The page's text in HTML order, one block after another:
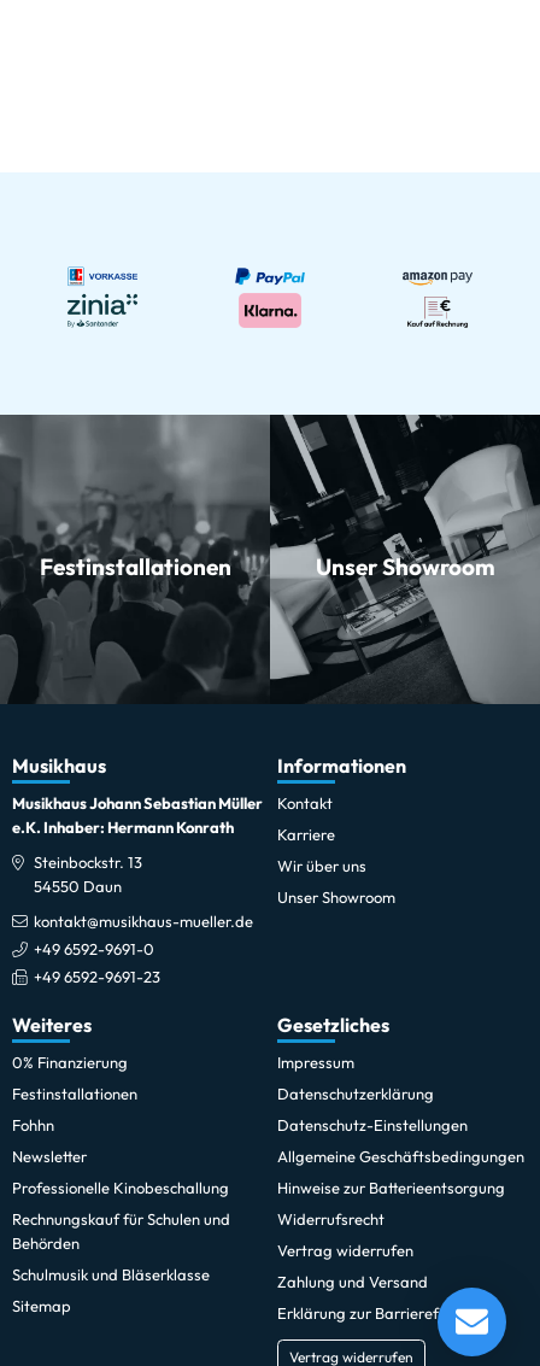
Yamaha Viola VA7SG 15,5 Zoll
Festinstallationen Unser Showroom
Musikhaus
Musikhaus Johann Sebastian Müller
e.K. Inhaber: Hermann Konrath
Steinbockstr. 13
54550 Daun
kontakt@musikhaus-mueller.de
+49 6592-9691-0
+49 6592-9691-23
Informationen
Kontakt
Karriere
Wir über uns
Unser Showroom
Weiteres
0% Finanzierung
Festinstallationen
Fohhn
Newsletter
Professionelle Kinobeschallung
Rechnungskauf für Schulen und
Behörden
Schulmusik und Bläserklasse
Sitemap
Gesetzliches
Impressum
Datenschutzerklärung
Datenschutz-Einstellungen
Allgemeine Geschäftsbedingungen
Hinweise zur Batterieentsorgung
Widerrufsrecht
Vertrag widerrufen
Zahlung und Versand
Erklärung zur Barrierefreiheit
Vertrag widerrufen